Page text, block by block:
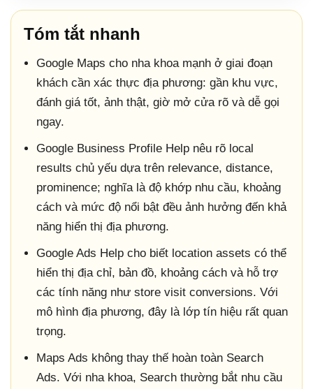
Tóm tắt nhanh
Google Maps cho nha khoa mạnh ở giai đoạn
khách cần xác thực địa phương: gần khu vực,
đánh giá tốt, ảnh thật, giờ mở cửa rõ và dễ gọi
ngay.
Google Business Profile Help nêu rõ local
results chủ yếu dựa trên relevance, distance,
prominence; nghĩa là độ khớp nhu cầu, khoảng
cách và mức độ nổi bật đều ảnh hưởng đến khả
năng hiển thị địa phương.
Google Ads Help cho biết location assets có thể
hiển thị địa chỉ, bản đồ, khoảng cách và hỗ trợ
các tính năng như store visit conversions. Với
mô hình địa phương, đây là lớp tín hiệu rất quan
trọng.
Maps Ads không thay thế hoàn toàn Search
Ads. Với nha khoa, Search thường bắt nhu cầu